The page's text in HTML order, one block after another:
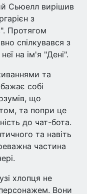
Сьюелл вирішив
з
Протягом
спілкувався з
на ім'я "Дені".
та
собі
що
та попри це
до чат-бота.
та навіть
частина
хлопця не
Вони